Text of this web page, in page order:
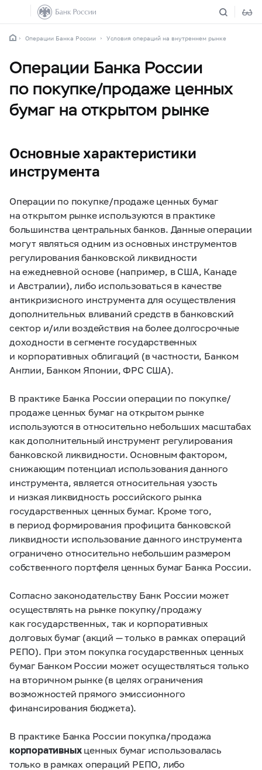
Операции Банка России Условия операций на внутреннем рынке
Операции Банка России
по покупке/продаже ценных
бумаг на открытом рынке
Основные характеристики
инструмента
Операции по покупке/продаже ценных бумаг
на открытом рынке используются в практике
большинства центральных банков. Данные операции
могут являться одним из основных инструментов
регулирования банковской ликвидности
на ежедневной основе (например, в США, Канаде
и Австралии), либо использоваться в качестве
антикризисного инструмента для осуществления
дополнительных вливаний средств в банковский
сектор и/или воздействия на более долгосрочные
доходности в сегменте государственных
и корпоративных облигаций (в частности, Банком
Англии, Банком Японии, ФРС США).
В практике Банка России операции по покупке/
продаже ценных бумаг на открытом рынке
используются в относительно небольших масштабах
как дополнительный инструмент регулирования
банковской ликвидности. Основным фактором,
снижающим потенциал использования данного
инструмента, является относительная узость
и низкая ликвидность российского рынка
государственных ценных бумаг. Кроме того,
в период формирования профицита банковской
ликвидности использование данного инструмента
ограничено относительно небольшим размером
собственного портфеля ценных бумаг Банка России.
Согласно законодательству Банк России может
осуществлять на рынке покупку/продажу
как государственных, так и корпоративных
долговых бумаг (акций — только в рамках операций
РЕПО). При этом покупка государственных ценных
бумаг Банком России может осуществляться только
на вторичном рынке (в целях ограничения
возможностей прямого эмиссионного
финансирования бюджета).
В практике Банка России покупка/продажа
корпоративныхценных бумаг использовалась
только в рамках операций РЕПО, либо